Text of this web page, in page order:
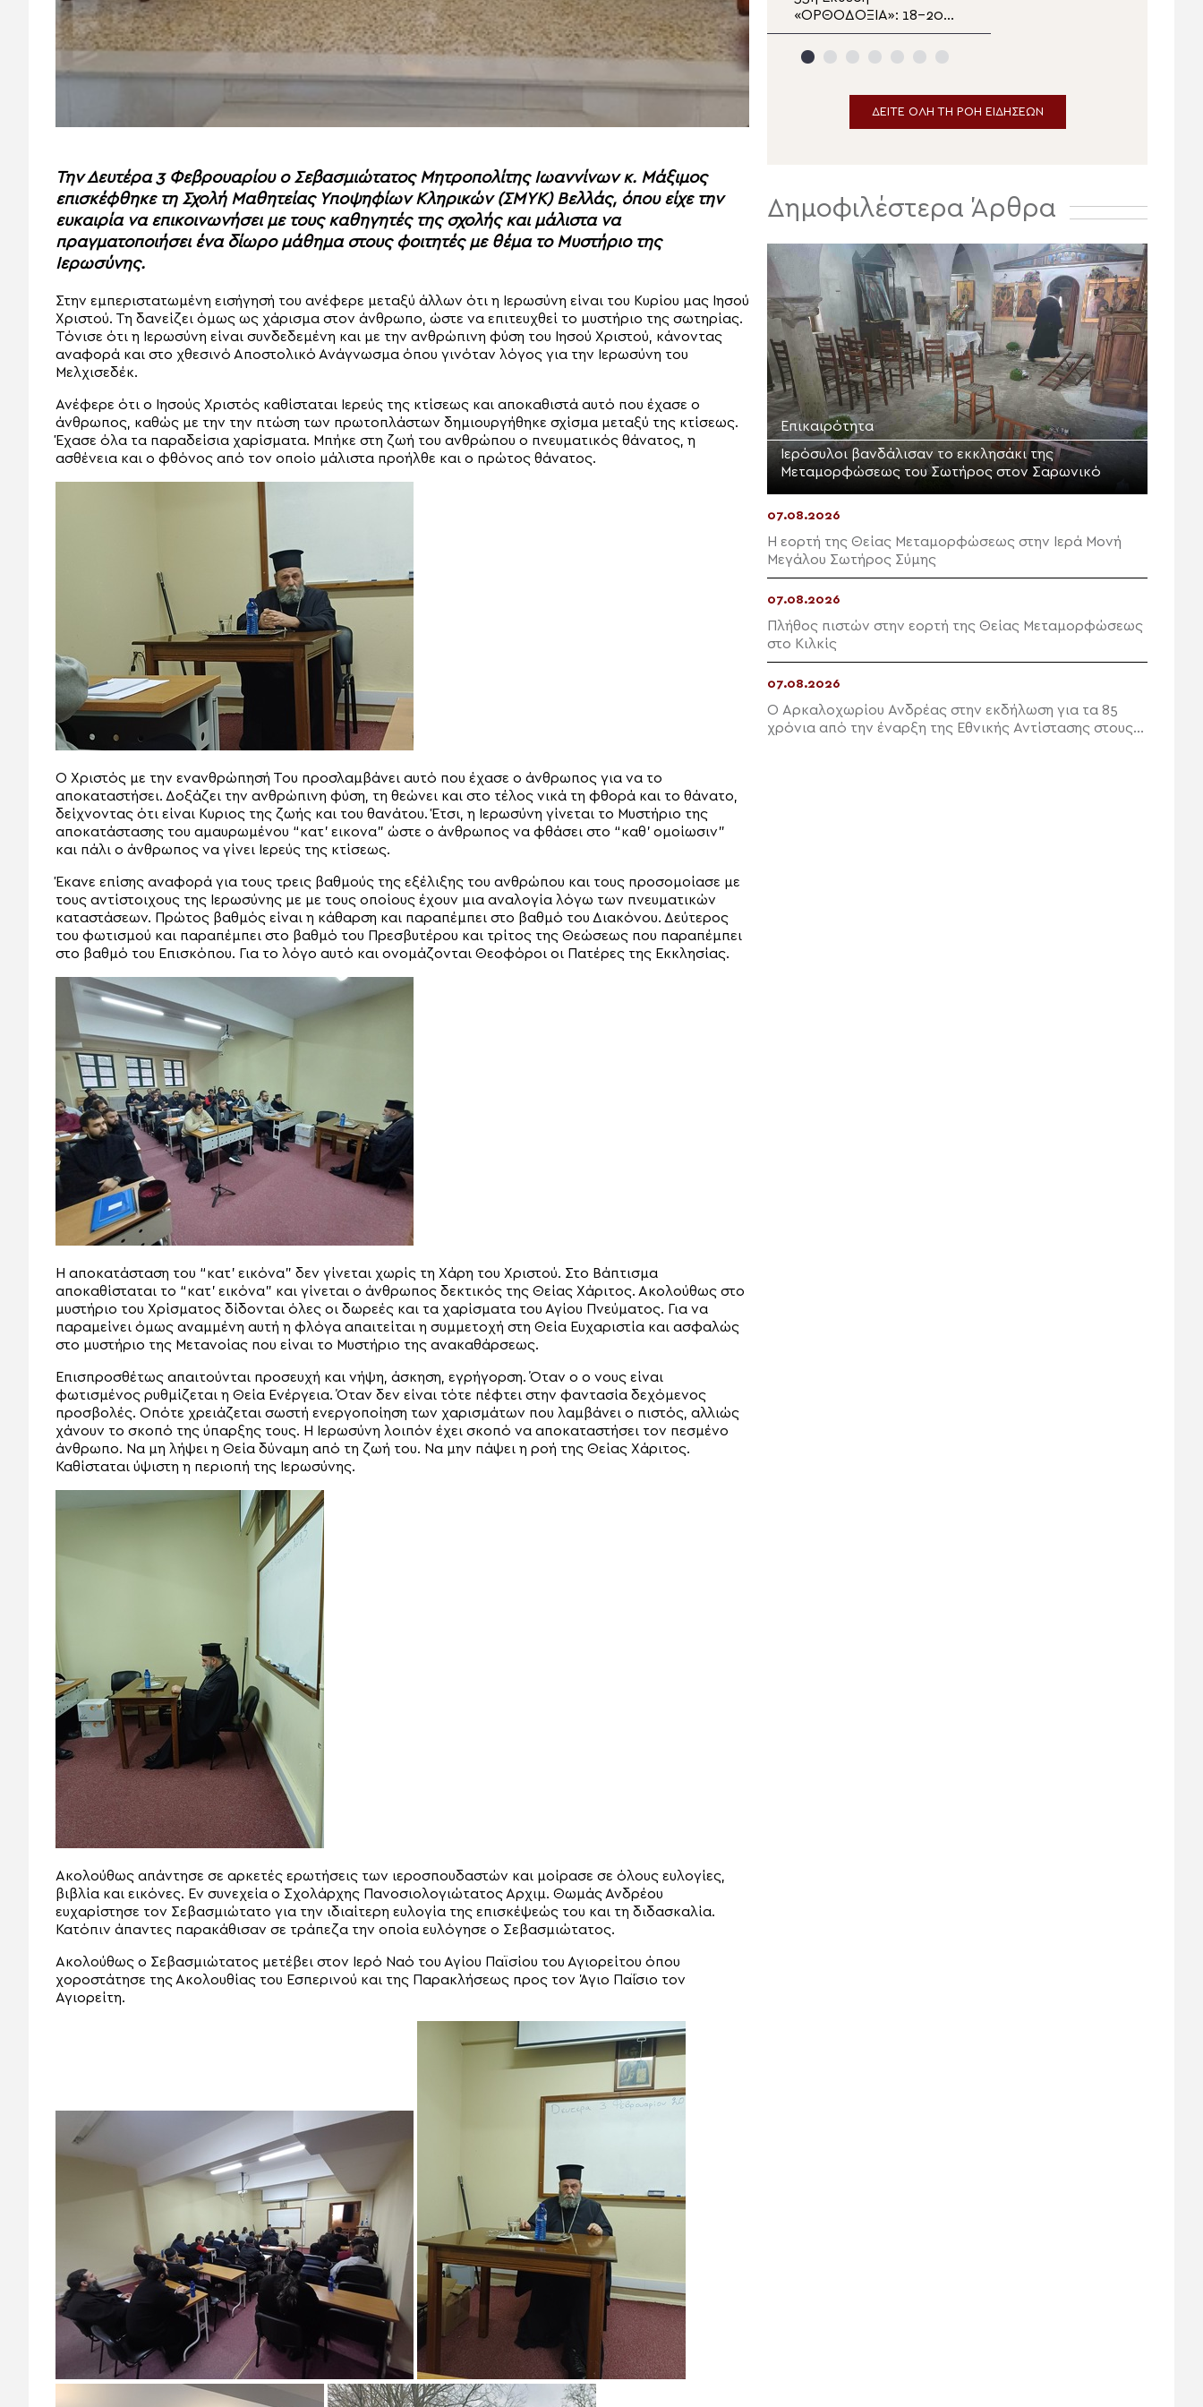
Την Δευτέρα 3 Φεβρουαρίου ο Σεβασμιώτατος Μητροπολίτης Ιωαννίνων κ. Μάξιμος
επισκέφθηκε τη Σχολή Μαθητείας Υποψηφίων Κληρικών (ΣΜΥΚ) Βελλάς, όπου είχε την
ευκαιρία να επικοινωνήσει με τους καθηγητές της σχολής και μάλιστα να
πραγματοποιήσει ένα δίωρο μάθημα στους φοιτητές με θέμα το Μυστήριο της
Ιερωσύνης.
Στην εμπεριστατωμένη εισήγησή του ανέφερε μεταξύ άλλων ότι η Ιερωσύνη είναι του Κυρίου μας Ιησού
Χριστού. Τη δανείζει όμως ως χάρισμα στον άνθρωπο, ώστε να επιτευχθεί το μυστήριο της σωτηρίας.
Τόνισε ότι η Ιερωσύνη είναι συνδεδεμένη και με την ανθρώπινη φύση του Ιησού Χριστού, κάνοντας
αναφορά και στο χθεσινό Αποστολικό Ανάγνωσμα όπου γινόταν λόγος για την Ιερωσύνη του
Μελχισεδέκ.
Ανέφερε ότι ο Ιησούς Χριστός καθίσταται Ιερεύς της κτίσεως και αποκαθιστά αυτό που έχασε ο
άνθρωπος, καθώς με την την πτώση των πρωτοπλάστων δημιουργήθηκε σχίσμα μεταξύ της κτίσεως.
Έχασε όλα τα παραδείσια χαρίσματα. Μπήκε στη ζωή του ανθρώπου ο πνευματικός θάνατος, η
ασθένεια και ο φθόνος από τον οποίο μάλιστα προήλθε και ο πρώτος θάνατος.
Ο Χριστός με την ενανθρώπησή Του προσλαμβάνει αυτό που έχασε ο άνθρωπος για να το
αποκαταστήσει. Δοξάζει την ανθρώπινη φύση, τη θεώνει και στο τέλος νικά τη φθορά και το θάνατο,
δείχνοντας ότι είναι Κυριος της ζωής και του θανάτου. Έτσι, η Ιερωσύνη γίνεται το Μυστήριο της
αποκατάστασης του αμαυρωμένου “κατ’ εικονα” ώστε ο άνθρωπος να φθάσει στο “καθ’ ομοίωσιν”
και πάλι ο άνθρωπος να γίνει Ιερεύς της κτίσεως.
Έκανε επίσης αναφορά για τους τρεις βαθμούς της εξέλιξης του ανθρώπου και τους προσομοίασε με
τους αντίστοιχους της Ιερωσύνης με με τους οποίους έχουν μια αναλογία λόγω των πνευματικών
καταστάσεων. Πρώτος βαθμός είναι η κάθαρση και παραπέμπει στο βαθμό του Διακόνου. Δεύτερος
του φωτισμού και παραπέμπει στο βαθμό του Πρεσβυτέρου και τρίτος της Θεώσεως που παραπέμπει
στο βαθμό του Επισκόπου. Για το λόγο αυτό και ονομάζονται Θεοφόροι οι Πατέρες της Εκκλησίας.
Η αποκατάσταση του “κατ’ εικόνα” δεν γίνεται χωρίς τη Χάρη του Χριστού. Στο Βάπτισμα
αποκαθίσταται το “κατ’ εικόνα” και γίνεται ο άνθρωπος δεκτικός της Θείας Χάριτος. Ακολούθως στο
μυστήριο του Χρίσματος δίδονται όλες οι δωρεές και τα χαρίσματα του Αγίου Πνεύματος. Για να
παραμείνει όμως αναμμένη αυτή η φλόγα απαιτείται η συμμετοχή στη Θεία Ευχαριστία και ασφαλώς
στο μυστήριο της Μετανοίας που είναι το Μυστήριο της ανακαθάρσεως.
Επισπροσθέτως απαιτούνται προσευχή και νήψη, άσκηση, εγρήγορση. Όταν ο ο νους είναι
φωτισμένος ρυθμίζεται η Θεία Ενέργεια. Όταν δεν είναι τότε πέφτει στην φαντασία δεχόμενος
προσβολές. Οπότε χρειάζεται σωστή ενεργοποίηση των χαρισμάτων που λαμβάνει ο πιστός, αλλιώς
χάνουν το σκοπό της ύπαρξης τους. Η Ιερωσύνη λοιπόν έχει σκοπό να αποκαταστήσει τον πεσμένο
άνθρωπο. Να μη λήψει η Θεία δύναμη από τη ζωή του. Να μην πάψει η ροή της Θείας Χάριτος.
Καθίσταται ύψιστη η περιοπή της Ιερωσύνης.
Ακολούθως απάντησε σε αρκετές ερωτήσεις των ιεροσπουδαστών και μοίρασε σε όλους ευλογίες,
βιβλία και εικόνες. Εν συνεχεία ο Σχολάρχης Πανοσιολογιώτατος Αρχιμ. Θωμάς Ανδρέου
ευχαρίστησε τον Σεβασμιώτατο για την ιδιαίτερη ευλογία της επισκέψεώς του και τη διδασκαλία.
Κατόπιν άπαντες παρακάθισαν σε τράπεζα την οποία ευλόγησε ο Σεβασμιώτατος.
Ακολούθως ο Σεβασμιώτατος μετέβει στον Ιερό Ναό του Αγίου Παϊσίου του Αγιορείτου όπου
χοροστάτησε της Ακολουθίας του Εσπερινού και της Παρακλήσεως προς τον Άγιο Παΐσιο τον
Αγιορείτη.
Εσπερινός στην Ιερά
Μονή Οσίου Θεοδοσίου
«ΟΡΘΟΔΟΞΙΑ»: 18-20
Οκτωβρίου 2026 στη
Λευκωσία
ΔΕΙΤΕ ΟΛΗ ΤΗ ΡΟΗ ΕΙΔΗΣΕΩΝ
Δημοφιλέστερα Άρθρα
Επικαιρότητα
Ιερόσυλοι βανδάλισαν το εκκλησάκι της
Μεταμορφώσεως του Σωτήρος στον Σαρωνικό
07.08.2026
Η εορτή της Θείας Μεταμορφώσεως στην Ιερά Μονή
Μεγάλου Σωτήρος Σύμης
07.08.2026
Πλήθος πιστών στην εορτή της Θείας Μεταμορφώσεως
στο Κιλκίς
07.08.2026
Ο Αρκαλοχωρίου Ανδρέας στην εκδήλωση για τα 85
χρόνια από την έναρξη της Εθνικής Αντίστασης στους